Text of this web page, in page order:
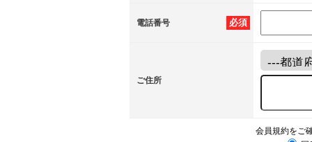
必須
電話番号
ご住所
会員規約をご